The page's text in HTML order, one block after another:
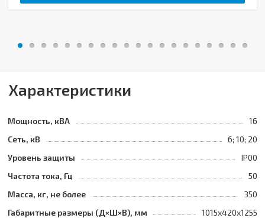
Характеристики
Мощность, кВА
16
Сеть, кВ
6; 10; 20
Уровень защиты
IP00
Частота тока, Гц
50
Масса, кг, не более
350
Габаритные размеры (Д×Ш×В), мм
1015х420х1255